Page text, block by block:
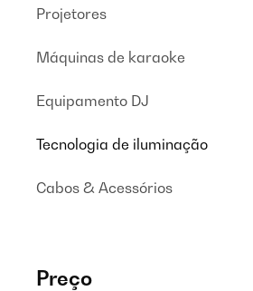
Projetores
Máquinas de karaoke
Equipamento DJ
Tecnologia de iluminação
Cabos & Acessórios
Preço